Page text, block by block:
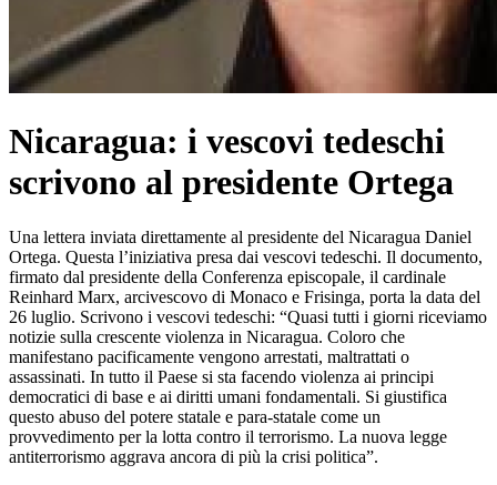
Nicaragua: i vescovi tedeschi
scrivono al presidente Ortega
Una lettera inviata direttamente al presidente del Nicaragua Daniel
Ortega. Questa l’iniziativa presa dai vescovi tedeschi. Il documento,
firmato dal presidente della Conferenza episcopale, il cardinale
Reinhard Marx, arcivescovo di Monaco e Frisinga, porta la data del
26 luglio. Scrivono i vescovi tedeschi: “Quasi tutti i giorni riceviamo
notizie sulla crescente violenza in Nicaragua. Coloro che
manifestano pacificamente vengono arrestati, maltrattati o
assassinati. In tutto il Paese si sta facendo violenza ai principi
democratici di base e ai diritti umani fondamentali. Si giustifica
questo abuso del potere statale e para-statale come un
provvedimento per la lotta contro il terrorismo. La nuova legge
antiterrorismo aggrava ancora di più la crisi politica”.